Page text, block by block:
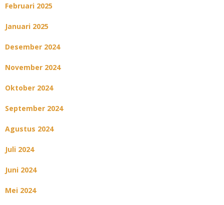
Februari 2025
Januari 2025
Desember 2024
November 2024
Oktober 2024
September 2024
Agustus 2024
Juli 2024
Juni 2024
Mei 2024